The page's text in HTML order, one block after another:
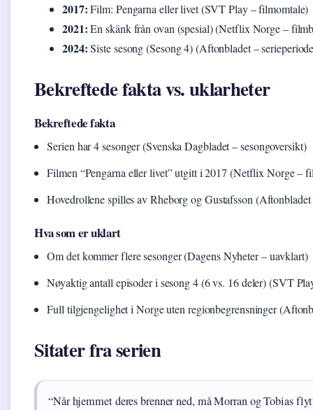
2017:Film: Pengarna eller livet (SVT Play – filmomtale)
2021:En skänk från ovan (spesial) (Netflix Norge –
2024:Siste sesong (Sesong 4) (Aftonbladet –
Bekreftede fakta vs. uklarheter
Bekreftede fakta
Serien har 4 sesonger (Svenska Dagbladet – sesongoversikt)
Filmen “Pengarna eller livet” utgitt i 2017 (Netflix Norge –
Hovedrollene spilles av Rheborg og Gustafsson
Hva som er uklart
Om det kommer flere sesonger (Dagens Nyheter – uavklart)
Nøyaktig antall episoder i sesong 4 (6 vs. 16 deler) (SVT
Full tilgjengelighet i Norge uten regionbegrensninger
Sitater fra serien
“Når hjemmet deres brenner ned, må Morran og Tobias